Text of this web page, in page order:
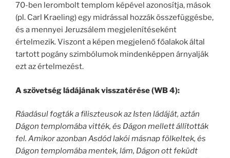
70-ben lerombolt templom képével azonosítja, mások
(pl. Carl Kraeling) egy midrással hozzák összefüggésbe,
és a mennyei Jeruzsálem megjelenítéseként
értelmezik. Viszont a képen megjelenő főalakok által
tartott pogány szimbólumok mindenképpen árnyalják
ezt az értelmezést.
A szövetség ládájának visszatérése (WB 4):
Ráadásul fogták a filiszteusok az Isten ládáját, aztán
Dágon templomába vitték, és Dágon mellett állították
fel. Amikor azonban Asdód lakói másnap fölkeltek, és
Dágon templomába mentek, lám, Dágon ott feküdt